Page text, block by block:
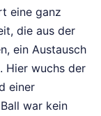
eine ganz
die aus der
ein Austausch
Hier wuchs der
einer
war kein